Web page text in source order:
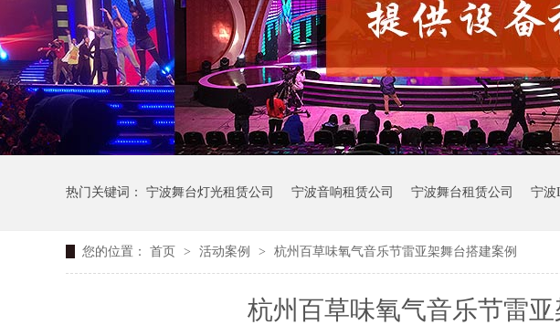
热门关键词： 宁波舞台灯光租赁公司 宁波音响租赁公司 宁波舞台租赁公司 宁波
您的位置： 首页 > 活动案例 > 杭州百草味氧气音乐节雷亚架舞台搭建案例
杭州百草味氧气音乐节雷